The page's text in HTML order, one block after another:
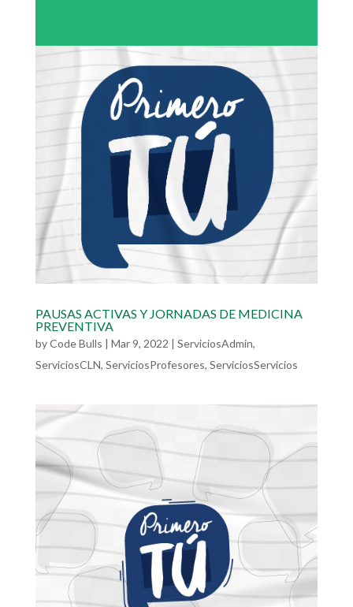
PAUSAS ACTIVAS Y JORNADAS DE MEDICINA
PREVENTIVA
byCode Bulls | Mar 9, 2022 | ServiciosAdmin,
ServiciosCLN, ServiciosProfesores, ServiciosServicios